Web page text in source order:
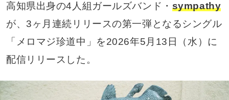
高知県出身の4人組ガールズバンド・ sympathy
が、3ヶ月連続リリースの第一弾となるシングル
「メロマジ珍道中」を2026年5月13日（水）に
配信リリースした。